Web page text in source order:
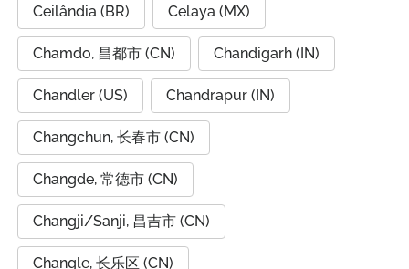
Ceilândia (BR) Celaya (MX)
Chamdo, 昌都市 (CN) Chandigarh (IN)
Chandler (US) Chandrapur (IN)
Changchun, 长春市 (CN)
Changde, 常德市 (CN)
Changji/Sanji, 昌吉市 (CN)
Changle, 长乐区 (CN)